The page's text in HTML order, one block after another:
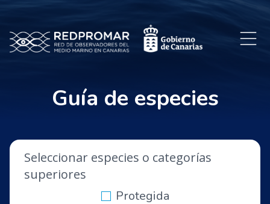
Guía de especies
Seleccionar especies o categorías
superiores
Protegida